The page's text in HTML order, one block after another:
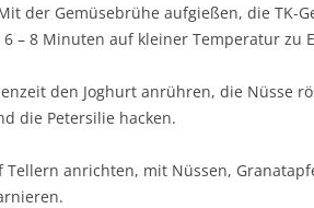
der Gemüsebrühe aufgießen, die TK-
– 8 Minuten auf kleiner Temperatur zu
den Joghurt anrühren, die Nüsse
die Petersilie hacken.
Tellern anrichten, mit Nüssen,